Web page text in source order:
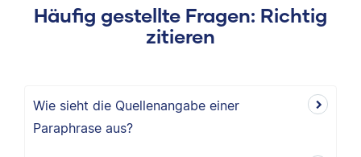
Häufig gestellte Fragen: Richtig
zitieren
Wie sieht die Quellenangabe einer
Paraphrase aus?